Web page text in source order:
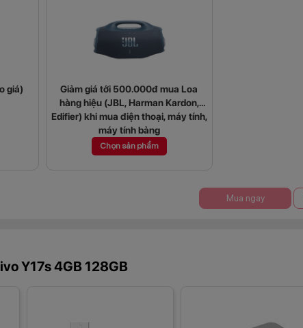
giá)
Giảm giá tới 500.000đ mua Loa
hàng hiệu (JBL, Harman Kardon,
Edifier) khi mua điện thoại, máy tính,
máy tính bảng
Chọn sản phẩm
Mua ngay
Y17s 4GB 128GB